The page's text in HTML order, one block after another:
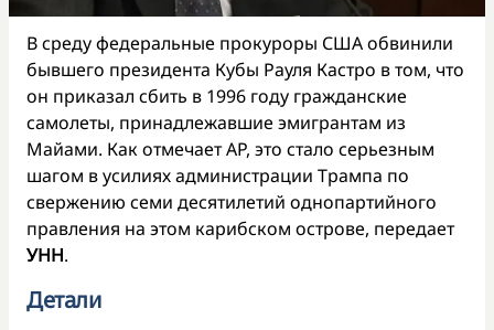
В среду федеральные прокуроры США обвинили
бывшего президента Кубы Рауля Кастро в том, что
он приказал сбить в 1996 году гражданские
самолеты, принадлежавшие эмигрантам из
Майами. Как отмечает AP, это стало серьезным
шагом в усилиях администрации Трампа по
свержению семи десятилетий однопартийного
правления на этом карибском острове, передает
УНН.
Детали